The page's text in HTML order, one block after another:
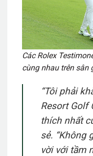
Các Rolex
cùng nhau trên sân
“Tôi phải
Resort Golf
thích nhất
sẻ. “Không
vời vớitầm